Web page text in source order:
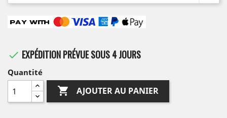
 EXPÉDITION PRÉVUE SOUS 4 JOURS
Quantité
 AJOUTER AU PANIER